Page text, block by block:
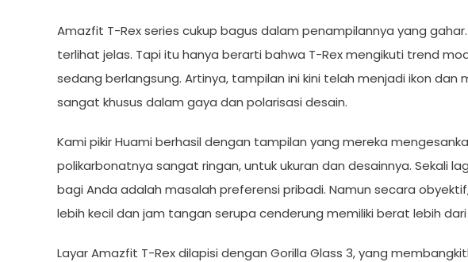
Amazfit T-Rex series cukup bagus dalam penampilannya yang
terlihat jelas. Tapi itu hanya berarti bahwa T-Rex mengikuti trend
sedang berlangsung. Artinya, tampilan ini kini telah menjadi ikon dan
sangat khusus dalam gaya dan polarisasi desain.
Kami pikir Huami berhasil dengan tampilan yang mereka
polikarbonatnya sangat ringan, untuk ukuran dan desainnya. Sekali
bagi Anda adalah masalah preferensi pribadi. Namun secara
lebih kecil dan jam tangan serupa cenderung memiliki berat lebih
Layar Amazfit T-Rex dilapisi dengan Gorilla Glass 3, yang